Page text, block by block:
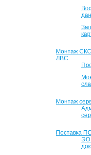
Монтаж
ЛВС
Монтаж
Поставка
ЭО